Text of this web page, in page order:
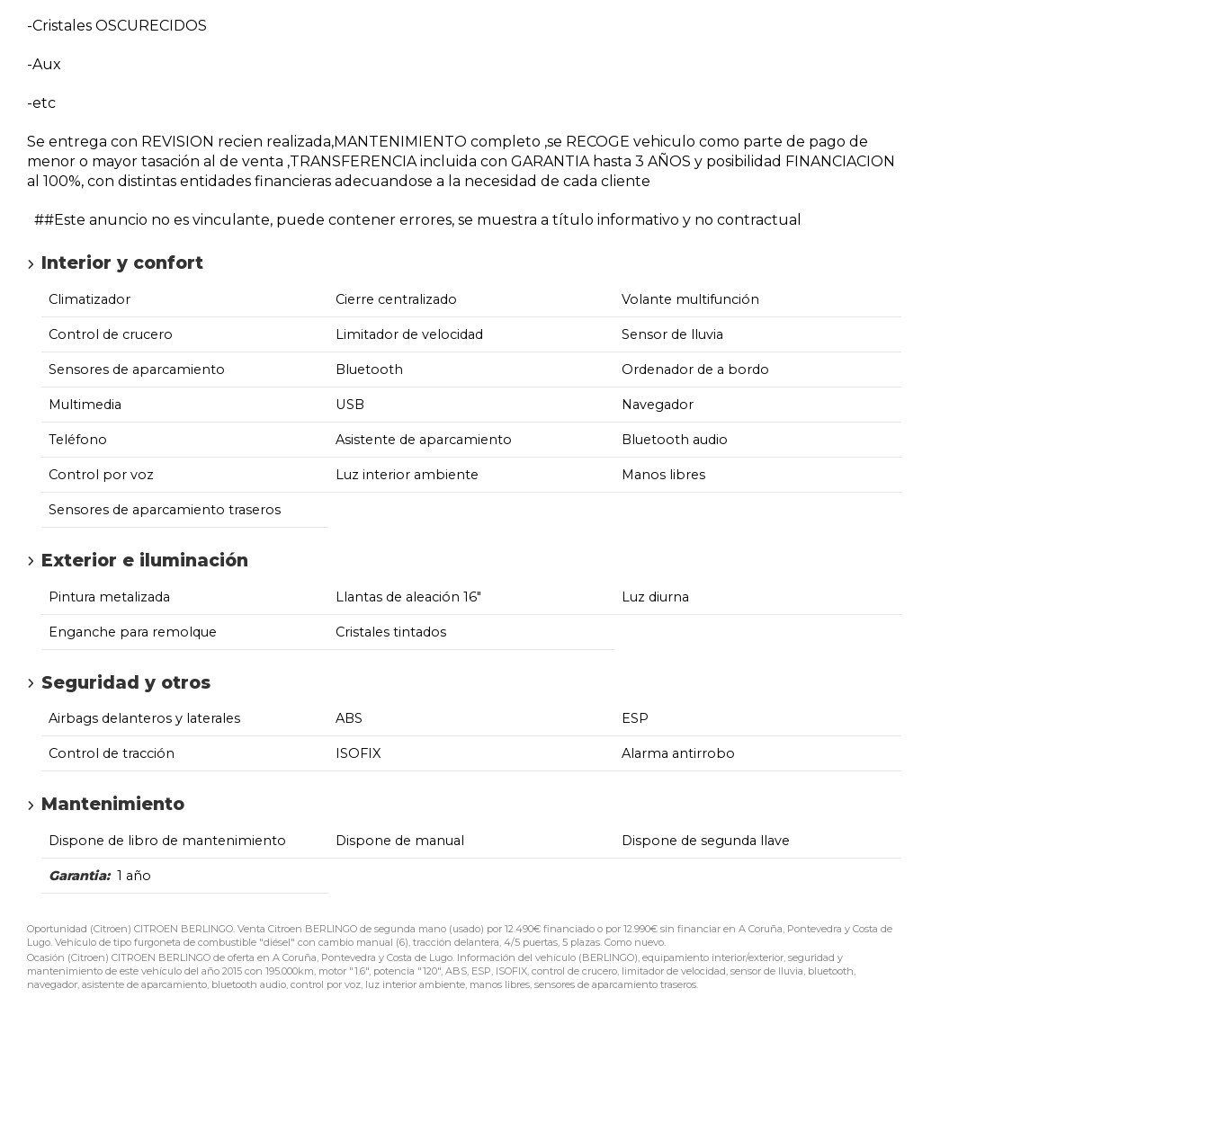
-Cristales OSCURECIDOS
-Aux
-etc
Se entrega con REVISION recien realizada,MANTENIMIENTO completo ,se RECOGE vehiculo como parte de pago de
menor o mayor tasación al de venta ,TRANSFERENCIA incluida con GARANTIA hasta 3 AÑOS y posibilidad FINANCIACION
al 100%, con distintas entidades financieras adecuandose a la necesidad de cada cliente
##Este anuncio no es vinculante, puede contener errores, se muestra a título informativo y no contractual
Interior y confort
Climatizador Cierre centralizado Volante multifunción
Control de crucero Limitador de velocidad Sensor de lluvia
Sensores de aparcamiento Bluetooth Ordenador de a bordo
Multimedia USB Navegador
Teléfono Asistente de aparcamiento Bluetooth audio
Control por voz Luz interior ambiente Manos libres
Sensores de aparcamiento traseros
Exterior e iluminación
Pintura metalizada Llantas de aleación 16" Luz diurna
Enganche para remolque Cristales tintados
Seguridad y otros
Airbags delanteros y laterales ABS ESP
Control de tracción ISOFIX Alarma antirrobo
Mantenimiento
Dispone de libro de mantenimiento Dispone de manual Dispone de segunda llave
Garantia: 1 año
Oportunidad (Citroen) CITROEN BERLINGO. Venta Citroen BERLINGO de segunda mano (usado) por 12.490€ financiado o por 12.990€ sin financiar en A Coruña, Pontevedra y Costa de
Lugo. Vehículo de tipo furgoneta de combustible "diésel" con cambio manual (6), tracción delantera, 4/5 puertas, 5 plazas. Como nuevo.
Ocasión (Citroen) CITROEN BERLINGO de oferta en A Coruña, Pontevedra y Costa de Lugo. Información del vehículo (BERLINGO), equipamiento interior/exterior, seguridad y
mantenimiento de este vehículo del año 2015 con 195.000km, motor "1.6", potencia "120", ABS, ESP, ISOFIX, control de crucero, limitador de velocidad, sensor de lluvia, bluetooth,
navegador, asistente de aparcamiento, bluetooth audio, control por voz, luz interior ambiente, manos libres, sensores de aparcamiento traseros.